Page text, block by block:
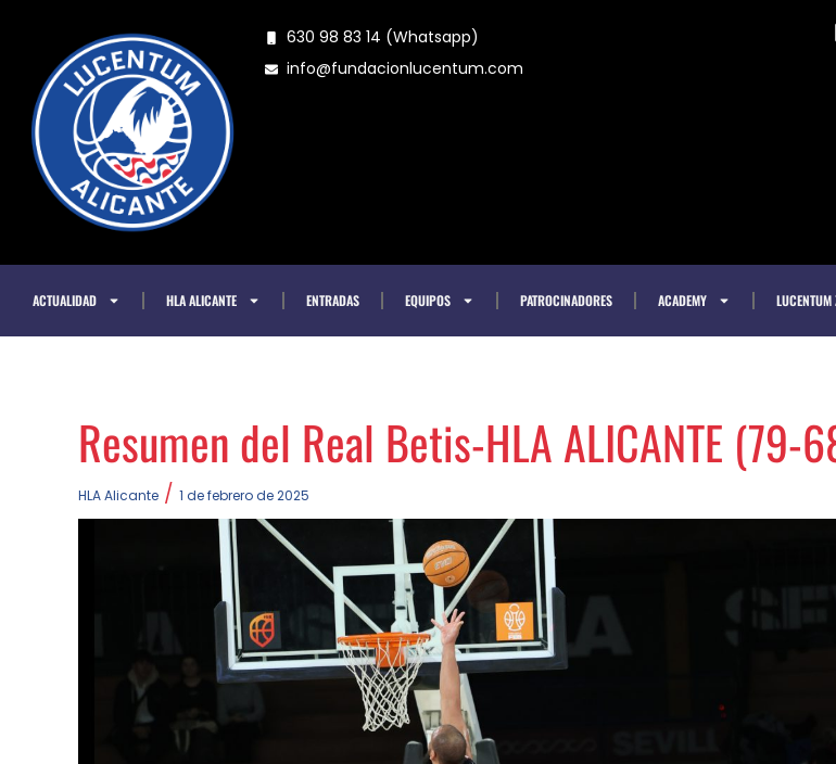
contenido
630 98 83 14 (Whatsapp)
info@fundacionlucentum.com
ACTUALIDAD HLA ALICANTE ENTRADAS EQUIPOS PATROCINADORES ACADEMY LUCENTUM
Resumen del Real Betis-HLA ALICANTE (79-
HLA Alicante / 1 de febrero de 2025